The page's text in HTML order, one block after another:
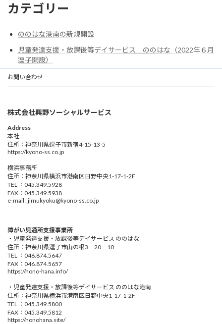
カテゴリー
ののはな港南の新規開設
児童発達支援・放課後等デイサービス ののはな（2022年６月
逗子開設）
お問い合わせ
株式会社興野ソーシャルサービス
Address
本社
住所：神奈川県逗子市新宿4-15-13-5
https://kyono-ss.co.jp
横浜事務所
住所：神奈川県横浜市港南区日野中央1-17-1-2F
TEL ：045.349.5928
FAX：045.349.5938
e-mail : jimukyoku@kyono-ss.co.jp
障がい児通所支援事業所
・児童発達支援・放課後等デイサービス ののはな
住所：神奈川県逗子市山の根3‐20‐10
TEL ：046.874.5647
FAX：046.874.5657
https://nono-hana.info/
・児童発達支援・放課後等デイサービス ののはな港南
住所：神奈川県横浜市港南区日野中央1-17-1-2F
TEL ：045.349.5800
FAX：045.349.5812
https://nonohana.site/